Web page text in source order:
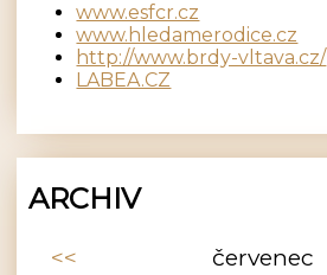
www.esfcr.cz
www.hledamerodice.cz
http://www.brdy-vltava.cz/
LABEA.CZ
ARCHIV
<< červenec